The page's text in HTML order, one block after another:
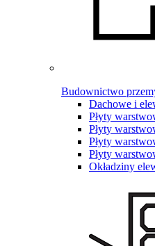
Budownictwo
Dachowe i
Płyty
Płyty
Płyty
Płyty
Okładziny